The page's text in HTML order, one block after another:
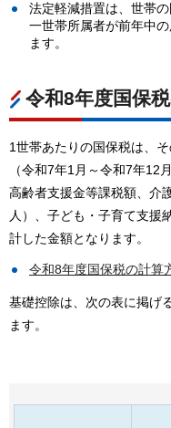
法定軽減措置は、世帯
一世帯所属者が前年中
ます。
令和8年度国保
1世帯あたりの国保税は、
（令和7年1月～令和7年12
高齢者支援金等課税額、介
人）、子ども・子育て支援
計した金額となります。
令和8年度国保税の計算
基礎控除は、次の表に掲げ
ます。